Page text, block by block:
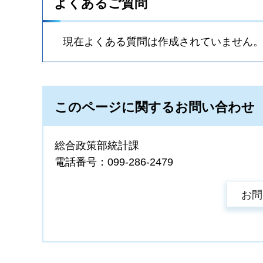
よくあるご質問
現在よくある質問は作成されていません。
このページに関するお問い合わせ
総合政策部統計課
電話番号：099-286-2479